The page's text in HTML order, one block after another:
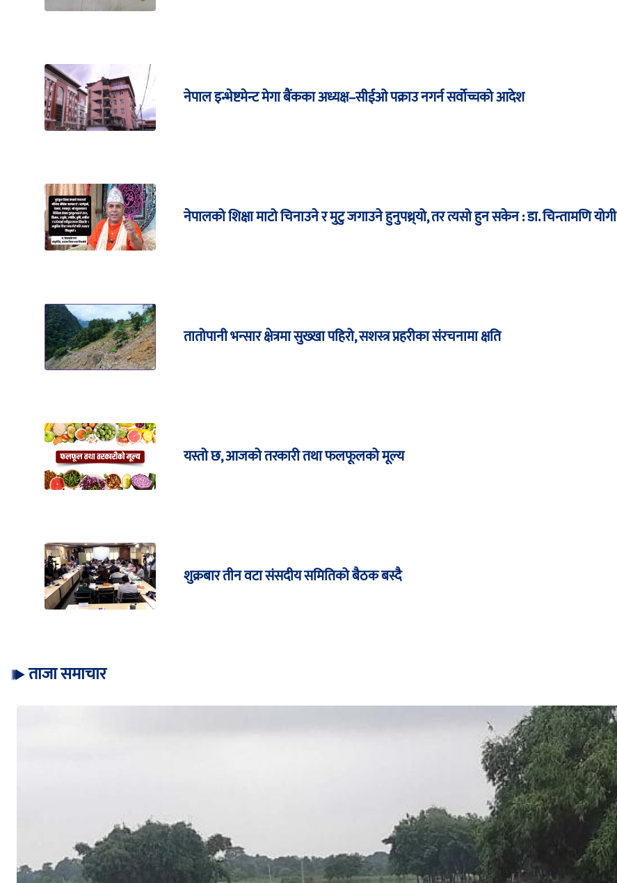
नेपाल इन्भेष्टमेन्ट मेगा बैंकका अध्यक्ष–सीईओ पक्राउ नगर्न सर्वोच्चको आदेश
नेपालको शिक्षा माटो चिनाउने र मुटु जगाउने हुनुपथ्र्यो, तर त्यसो हुन सकेन : डा. चिन्तामणि योगी
तातोपानी भन्सार क्षेत्रमा सुख्खा पहिरो, सशस्त्र प्रहरीका संरचनामा क्षति
यस्तो छ, आजको तरकारी तथा फलफूलको मूल्य
शुक्रबार तीन वटा संसदीय समितिको बैठक बस्दै
ताजा समाचार